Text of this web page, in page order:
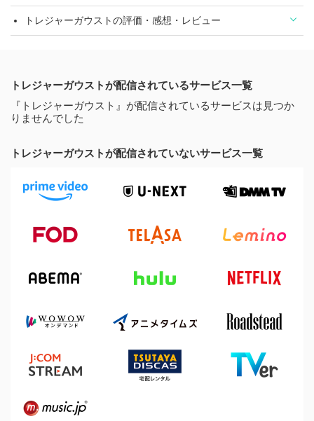
トレジャーガウストの評価・感想・レビュー
トレジャーガウストが配信されているサービス一覧
『トレジャーガウスト』が配信されているサービスは見つか
りませんでした
トレジャーガウストが配信されていないサービス一覧